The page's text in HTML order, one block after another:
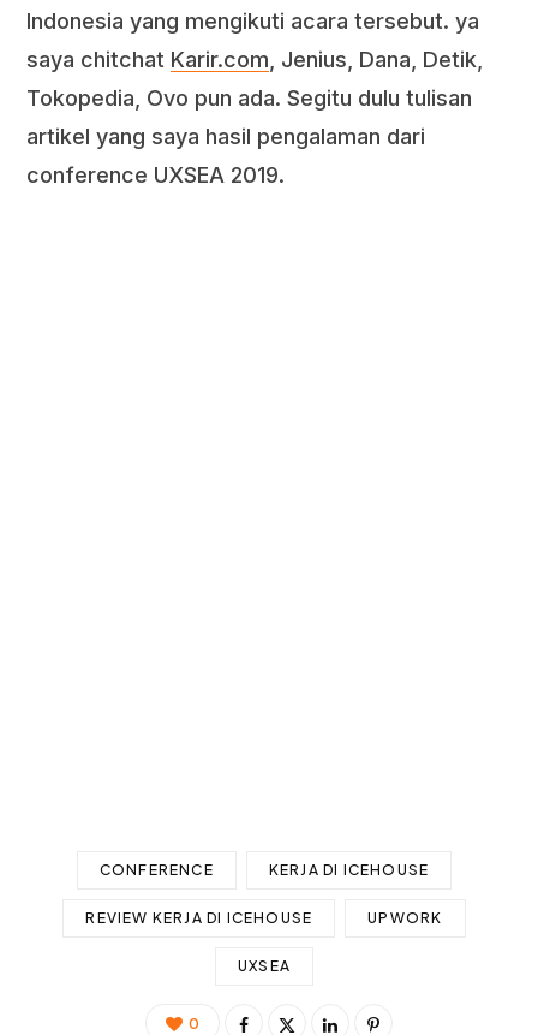
Indonesia yang mengikuti acara tersebut. ya
saya chitchat Karir.com , Jenius, Dana, Detik,
Tokopedia, Ovo pun ada. Segitu dulu tulisan
artikel yang saya hasil pengalaman dari
conference UXSEA 2019.
CONFERENCE KERJA DI ICEHOUSE
REVIEW KERJA DI ICEHOUSE UPWORK
UXSEA
0